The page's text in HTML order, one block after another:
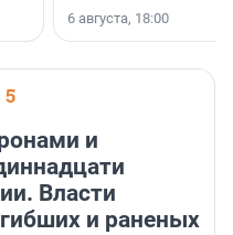
6 августа, 18:00
и
Власти
и раненых